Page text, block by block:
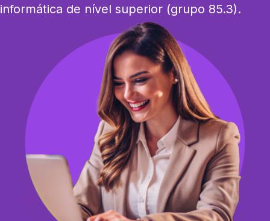
informática de nível superior (grupo 85.3).